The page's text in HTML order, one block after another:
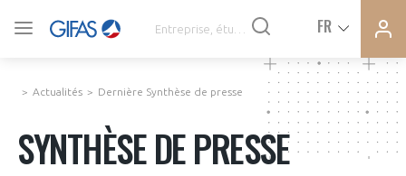
FR
Actualités Dernière Synthèse de presse
SYNTHÈSE DE PRESSE
VOUS ÊTES ADHÉRENTS